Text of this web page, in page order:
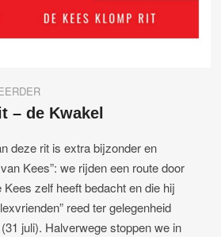
– de Kwakel
deze rit is extra bijzonder en
Kees”: we rijden een route door
zelf heeft bedacht en die hij
reed ter gelegenheid
juli). Halverwege stoppen we in